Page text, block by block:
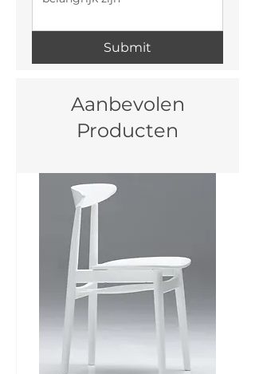
Submit
Aanbevolen
Producten